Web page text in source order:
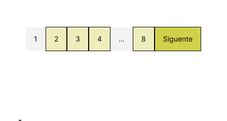
1 2 3 4 … 8 Siguente